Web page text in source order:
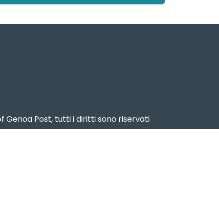
Genoa Post, tutti i diritti sono riservati
– Reg. Stampa n. 15 del 17 dicembre